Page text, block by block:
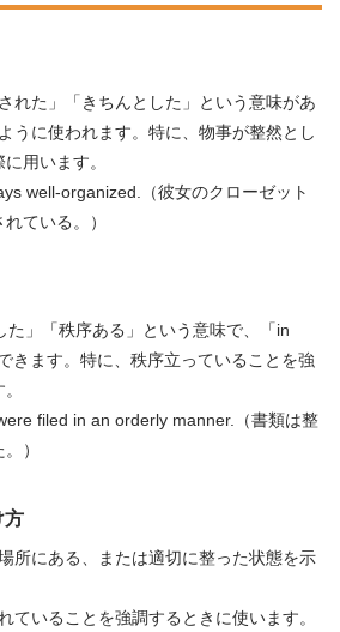
れた」「きちんとした」という意味があ
うに使われます。特に、物事が整然とし
用います。
well-organized.（彼女のクローゼット
ている。）
た」「秩序ある」という意味で、「in
きます。特に、秩序立っていることを強
filed in an orderly manner.（書類は整
）
方
所にある、または適切に整った状態を示
ていることを強調するときに使います。